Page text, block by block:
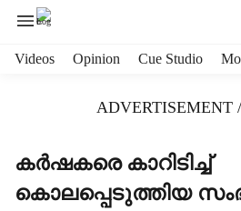
Videos Opinion Cue Studio
ADVERTISEMENT
കര്‍ഷകരെ കാറിടിച്ച്
കൊലപ്പെടുത്തിയ